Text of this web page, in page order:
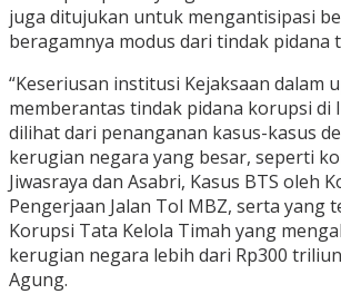
juga ditujukan untuk mengantisipasi
beragamnya modus dari tindak pidana
“Keseriusan institusi Kejaksaan dalam
memberantas tindak pidana korupsi di
dilihat dari penanganan kasus-kasus
kerugian negara yang besar, seperti
Jiwasraya dan Asabri, Kasus BTS oleh
Pengerjaan Jalan Tol MBZ, serta yang
Korupsi Tata Kelola Timah yang
kerugian negara lebih dari Rp300
Agung.